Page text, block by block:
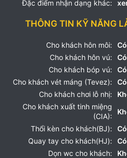
Đặc điểm nhận dạng khác:
THÔNG TIN KỸ NĂNG
Cho khách hôn môi:
Có
Cho khách hôn vú:
Có
Cho khách bóp vú:
Có
Cho khách vét máng (Tevez):
Có
Cho khách chơi lỗ nhị:
Cho khách xuất tinh miệng
(CIA):
Thổi kèn cho khách(BJ):
Có
Quay tay cho khách(HJ):
Có
Dọn wc cho khách: